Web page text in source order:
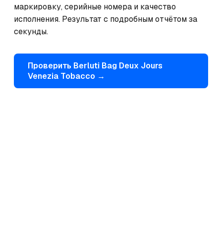
маркировку, серийные номера и качество
исполнения. Результат с подробным отчётом за
секунды.
Проверить Berluti Bag Deux Jours
Venezia Tobacco →